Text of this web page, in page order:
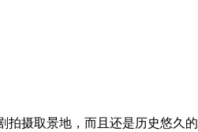
摄取景地，而且还是历史悠